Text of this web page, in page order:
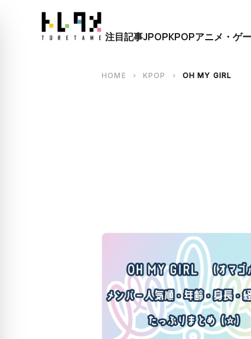
close
注目記事JPOPKPOPアニメ・ゲ
HOME chevron_right KPOP chevron_right OH MY GIRL